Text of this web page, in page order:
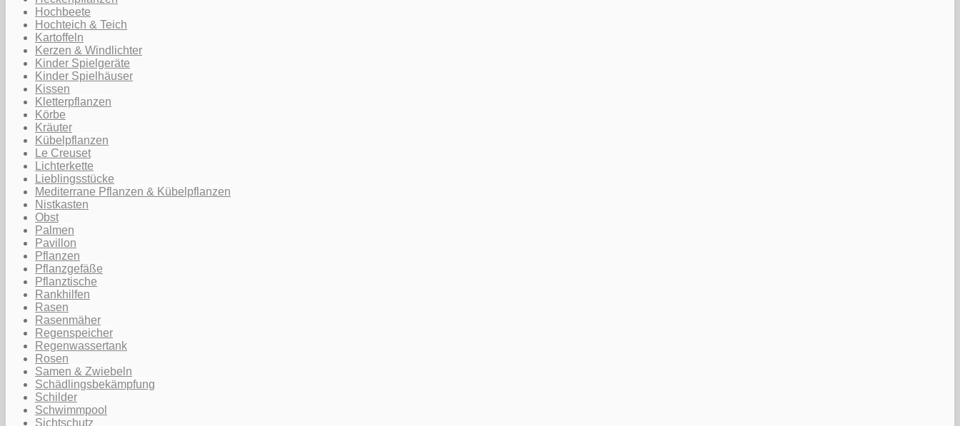
Hochbeete
Hochteich & Teich
Kartoffeln
Kerzen & Windlichter
Kinder Spielgeräte
Kinder Spielhäuser
Kissen
Kletterpflanzen
Körbe
Kräuter
Kübelpflanzen
Le Creuset
Lichterkette
Lieblingsstücke
Mediterrane Pflanzen & Kübelpflanzen
Nistkasten
Obst
Palmen
Pavillon
Pflanzen
Pflanzgefäße
Pflanztische
Rankhilfen
Rasen
Rasenmäher
Regenspeicher
Regenwassertank
Rosen
Samen & Zwiebeln
Schädlingsbekämpfung
Schilder
Schwimmpool
Sichtschutz